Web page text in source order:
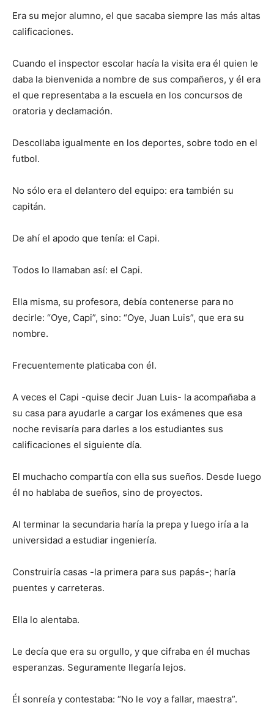
Era su mejor alumno, el que sacaba siempre las más altas
calificaciones.
Cuando el inspector escolar hacía la visita era él quien le
daba la bienvenida a nombre de sus compañeros, y él era
el que representaba a la escuela en los concursos de
oratoria y declamación.
Descollaba igualmente en los deportes, sobre todo en el
futbol.
No sólo era el delantero del equipo: era también su
capitán.
De ahí el apodo que tenía: el Capi.
Todos lo llamaban así: el Capi.
Ella misma, su profesora, debía contenerse para no
decirle: “Oye, Capi”, sino: “Oye, Juan Luis”, que era su
nombre.
Frecuentemente platicaba con él.
A veces el Capi -quise decir Juan Luis- la acompañaba a
su casa para ayudarle a cargar los exámenes que esa
noche revisaría para darles a los estudiantes sus
calificaciones el siguiente día.
El muchacho compartía con ella sus sueños. Desde luego
él no hablaba de sueños, sino de proyectos.
Al terminar la secundaria haría la prepa y luego iría a la
universidad a estudiar ingeniería.
Construiría casas -la primera para sus papás-; haría
puentes y carreteras.
Ella lo alentaba.
Le decía que era su orgullo, y que cifraba en él muchas
esperanzas. Seguramente llegaría lejos.
Él sonreía y contestaba: “No le voy a fallar, maestra”.